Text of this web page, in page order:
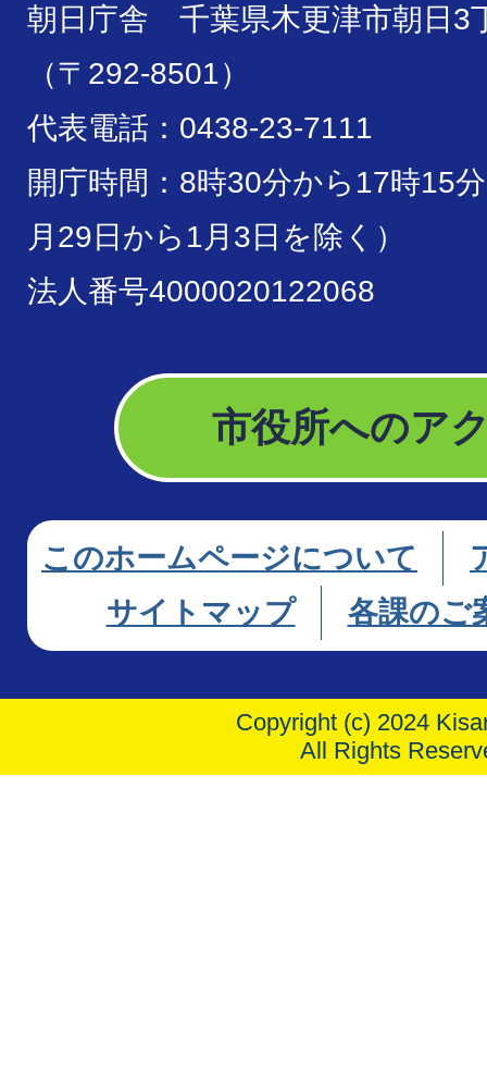
朝日庁舎 千葉県木更津市朝日3
（〒292-8501）
代表電話：0438-23-7111
開庁時間：8時30分から17時15
月29日から1月3日を除く）
法人番号4000020122068
市役所へのア
このホームページについて
サイトマップ
各課のご
Copyright (c) 2024
All Rights